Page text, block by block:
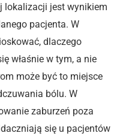
lokalizacji jest wynikiem
pacjenta. W
dlaczego
właśnie w tym, a nie
może być to miejsce
bólu. W
zaburzeń poza
się u pacjentów